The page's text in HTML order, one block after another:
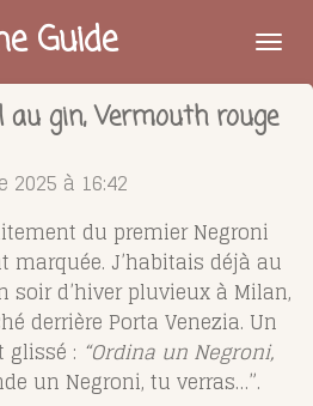
Guide
au gin, Vermouth rouge
à 16:42
du premier Negroni
marquée. J’habitais déjà au
soir d’hiver pluvieux à Milan,
derrière Porta Venezia. Un
: “Ordina un Negroni,
un Negroni, tu verras…”.